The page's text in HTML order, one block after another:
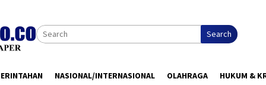
Search
NASIONAL/INTERNASIONAL OLAHRAGA HUKUM &